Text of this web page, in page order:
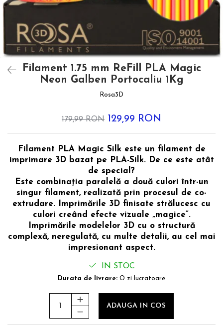
Filament 1.75 mm ReFill PLA Magic
Neon Galben Portocaliu 1Kg
Rosa3D
179,99 RON 129,99 RON
Filament PLA Magic Silk este un filament de
imprimare 3D bazat pe PLA-Silk. De ce este atât
de special?
Este combinația paralelă a două culori într-un
singur filament, realizată prin procesul de co-
extrudare. Imprimările 3D finisate strălucesc cu
culori creând efecte vizuale „magice”.
Imprimările modelelor 3D cu o structură
complexă, neregulată, cu multe detalii, au cel mai
impresionant aspect.
IN STOC
Durata de livrare: O zi lucratoare
ADAUGA IN COS